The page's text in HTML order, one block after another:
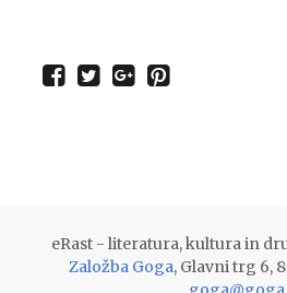
eRast - literatura, kultura in
Založba Goga, Glavni trg 6,